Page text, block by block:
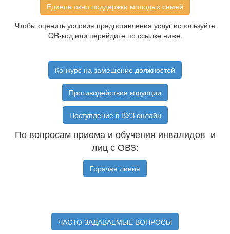
Единое окно поддержки молодых семей
Чтобы оценить условия предоставления услуг используйте
QR-код или перейдите по ссылке ниже.
Конкурс на замещение должностей
Противодействие корупции
Поступление в ВУЗ онлайн
По вопросам приема и обучения инвалидов и
лиц с ОВЗ:
Горячая линия
ЧАСТО ЗАДАВАЕМЫЕ ВОПРОСЫ